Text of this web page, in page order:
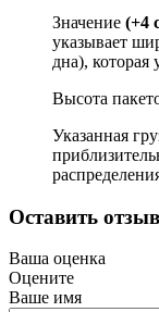
Значение (+4
указывает
дна), которая
Высота
Указанная
Оставить отзыв
Ваша оценка
Оцените
Ваше имя